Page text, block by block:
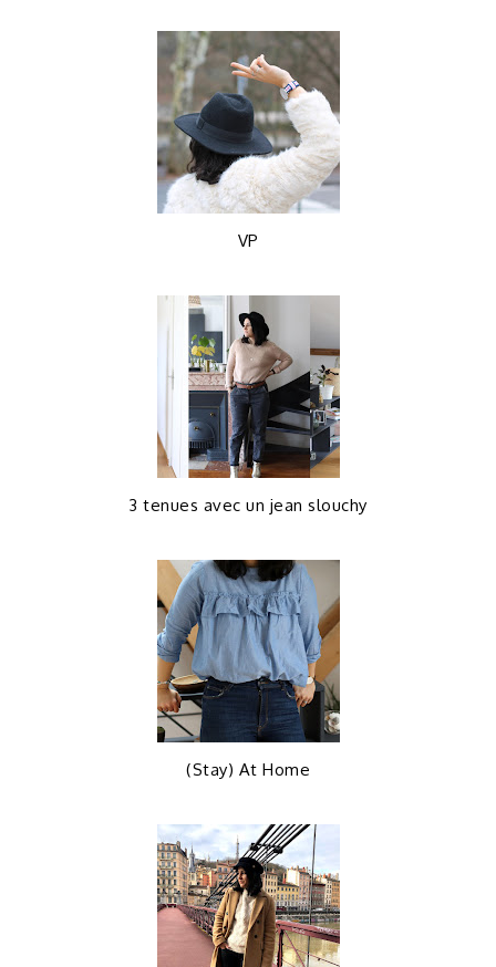
VP
3 tenues avec un jean slouchy
(Stay) At Home